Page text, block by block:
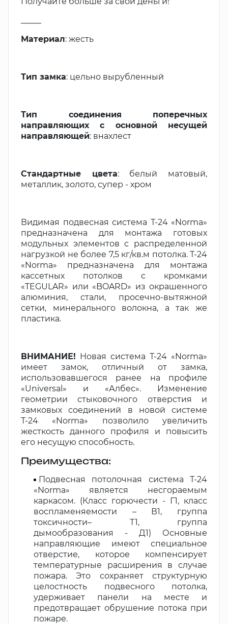
Материал: жесть
Тип замка: цельно вырубленный
Тип соединения поперечных
направляющих с основной несущей
направляющей: внахлест
Стандартные цвета: белый матовый,
металлик, золото, супер - хром
Видимая подвесная система Т-24 «Norma»
предназначена для монтажа готовых
модульных элементов с распределенной
нагрузкой не более 7,5 кг/кв.м потолка. Т-24
«Norma» предназначена для монтажа
кассетных потолков с кромками
«TEGULAR» или «BOARD» из окрашенного
алюминия, стали, просечно-вытяжной
сетки, минерального волокна, а так же
пластика.
ВНИМАНИЕ! Новая система Т-24 «Norma»
имеет замок, отличный от замка,
использовавшегося ранее на профиле
«Universal» и «Албес». Изменение
геометрии стыковочного отверстия и
замковых соединений в новой системе
Т-24 «Norma» позволило увеличить
жесткость данного профиля и повысить
его несущую способность.
Преимущества:
Подвесная потолочная система Т-24
«Norma» является несгораемым
каркасом. (Класс горючести - Г1, класс
воспламеняемости – В1, группа
токсичности– Т1, группа
дымообразования - Д1) Основные
направляющие имеют специальное
отверстие, которое компенсирует
температурные расширения в случае
пожара. Это сохраняет структурную
целостность подвесного потолка,
удерживает панели на месте и
предотвращает обрушение потока при
пожаре.